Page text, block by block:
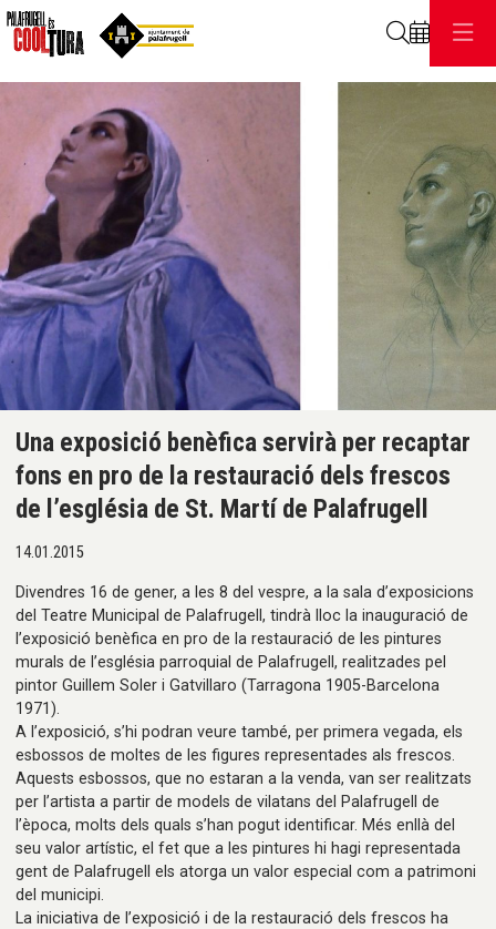
Una exposició benèfica servirà per recaptar
fons en pro de la restauració dels frescos
de l’església de St. Martí de Palafrugell
14.01.2015
Divendres 16 de gener, a les 8 del vespre, a la sala d’exposicions
del Teatre Municipal de Palafrugell, tindrà lloc la inauguració de
l’exposició benèfica en pro de la restauració de les pintures
murals de l’església parroquial de Palafrugell, realitzades pel
pintor Guillem Soler i Gatvillaro (Tarragona 1905-Barcelona
1971).
A l’exposició, s’hi podran veure també, per primera vegada, els
esbossos de moltes de les figures representades als frescos.
Aquests esbossos, que no estaran a la venda, van ser realitzats
per l’artista a partir de models de vilatans del Palafrugell de
l’època, molts dels quals s’han pogut identificar. Més enllà del
seu valor artístic, el fet que a les pintures hi hagi representada
gent de Palafrugell els atorga un valor especial com a patrimoni
del municipi.
La iniciativa de l’exposició i de la restauració dels frescos ha